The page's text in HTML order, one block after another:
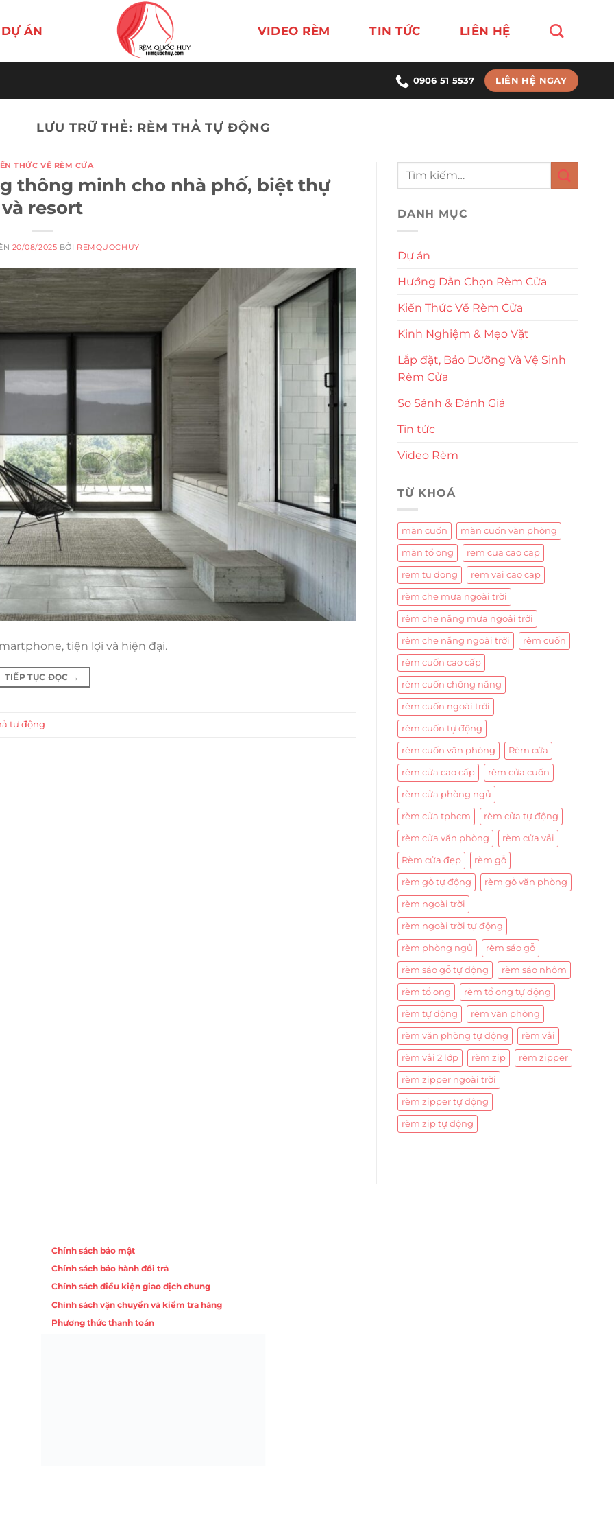
DỰ ÁN VIDEO RÈM TIN TỨC LIÊN HỆ
0906 51 5537 LIÊN HỆ NGAY
LƯU TRỮ THẺ: RÈM THẢ TỰ ĐỘNG
THỨC VỀ RÈM CỬA
thông minh cho nhà phố, biệt thự
và resort
20/08/2025 BỞI REMQUOCHUY
tiện lợi và hiện đại.
TIẾP TỤC ĐỌC →
tự động
DANH MỤC
Dự án
Hướng Dẫn Chọn Rèm Cửa
Kiến Thức Về Rèm Cửa
Kinh Nghiệm & Mẹo Vặt
Lắp đặt, Bảo Dưỡng Và Vệ Sinh
Rèm Cửa
So Sánh & Đánh Giá
Tin tức
Video Rèm
TỪ KHOÁ
màn cuốn màn cuốn văn phòng
màn tổ ong rem cua cao cap
rem tu dong rem vai cao cap
rèm che mưa ngoài trời
rèm che nắng mưa ngoài trời
rèm che nắng ngoài trời rèm cuốn
rèm cuốn cao cấp
rèm cuốn chống nắng
rèm cuốn ngoài trời
rèm cuốn tự động
rèm cuốn văn phòng Rèm cửa
rèm cửa cao cấp rèm cửa cuốn
rèm cửa phòng ngủ
rèm cửa tphcm rèm cửa tự động
rèm cửa văn phòng rèm cửa vải
Rèm cửa đẹp rèm gỗ
rèm gỗ tự động rèm gỗ văn phòng
rèm ngoài trời
rèm ngoài trời tự động
rèm phòng ngủ rèm sáo gỗ
rèm sáo gỗ tự động rèm sáo nhôm
rèm tổ ong rèm tổ ong tự động
rèm tự động rèm văn phòng
rèm văn phòng tự động rèm vải
rèm vải 2 lớp rèm zip rèm zipper
rèm zipper ngoài trời
rèm zipper tự động
rèm zip tự động
Chính sách bảo mật
Chính sách bảo hành đổi trả
Chính sách điều kiện giao dịch chung
Chính sách vận chuyển và kiểm tra hàng
Phương thức thanh toán